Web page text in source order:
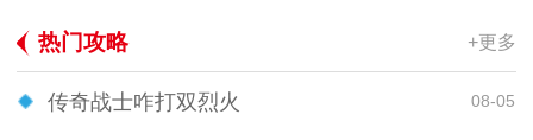
热门攻略 +更多
传奇战士咋打双烈火 08-05